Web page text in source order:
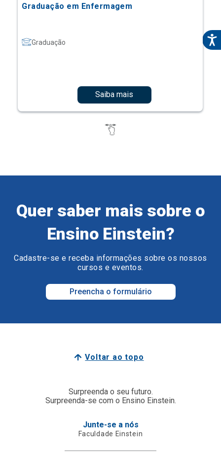
Graduação em Enfermagem
Graduação
Saiba mais
Quer saber mais sobre o
Ensino Einstein?
Cadastre-se e receba informações sobre os nossos
cursos e eventos.
Preencha o formulário
Voltar ao topo
Surpreenda o seu futuro.
Surpreenda-se com o Ensino Einstein.
Junte-se a nós
Faculdade Einstein